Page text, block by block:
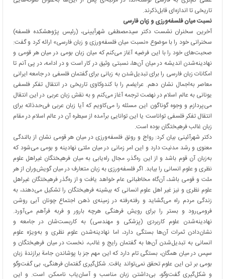
تاریخی تا اندازه‌ای قابل‌ذکرند.
نسبت میان فلسفه‌ورزی و زبان فارسی
آخرین سخنران نشست دکتر سیدمصطفی شهرآیینی، (رئیس پژوهشکده فلسفه)
سخنرانی خود را با موضوع «نسبت میان فلسفه‌ورزی و زبان فارسی» ارائه کرد و گفت:
صحبت‌های خود را با این فرضیه آغاز می‌کنم که میان زبان بومی در میان هر قومی و
نهادینه‌شدن اندیشه در میان آن‌ها، نسبتی وثیق در کار است و در ادامه، در پی آنم تا
امکانات زبان فارسی را برای تبدیل‌شدن به زبانی برای گفتمان فلسفی در جامعه ایرانی
معاصر به‌اجمال نشان دهم. عرایضم را با کندوکاوی تاریخی در انتقال تفکر فلسفی
یونانی به عالم اسلام در نهضت ترجمه آغاز می‌کنم و به نقش زبان عربی در این انتقال
می‌پردازم و وجوه گوناگون این مسئله را می‌کاویم که آیا زبان عربی فی‌حد‌ذاته برای
انتقال تفکر فلسفی تواناست یا این توانایی برآمده از سیطره آن در عالم اسلام در مقام
زبان غالب فرهیختگان بوده است.
دکتر شهرآئینی بیان کرد: رواج و رونق فلسفه‌ورزی در میان هر قومی نشان از بالندگی
معنوی و رشد مدنیت دارد و این امر زمانی در میان ملتی نهادینه و بومی می‌شود که
به‌زبان آن قوم باشد و از این ره‌گذر، مجال راه‌یابی به میان فرهیختگان غیراهل علوم
نظری و علوم انسانی را بیابد. اگر فلسفه‌ورزی به زبان متعارف در میان گویش‌وران از هر
ملت و قومی باشد، آن‌گاه مخاطبانی عام خواهد یافت و از ره‌گذر فرهیختگان غیراهل
علوم نظری و نیز غیر اهل علوم انسانی که بیشینه فرهیختگان را تشکیل می‌دهند، به
زندگی مردم راه می‌گشاید و رفته‌رفته در زمینه‌ی ذهن اجتماع چونان آبی روشن
فرومی‌رود و بستر را برای رویش فرهنگی هرچه بارور و فربه فرآهم می‌آورد.
نهادینه‌شدن علوم کاربردی (پزشکی و مهندسی) به کاربست‌شان در جامعه و
نشان‌دادن ثمرات آن‌ها بستگی دارد، اما نهادینه‌شدن علوم نظری و به‌وی‍ژه علوم
انسانی به تبدیل‌شدن آن‌ها به گفتمان رایج و غالب، نخست در میان فرهیختگان و
سپس در میان همگان، بستگی تام دارد که این مهم جز با پوشاندن جامة برازندة زبان
بومی بر تن این علوم تحقق نمی‌تواند یافت. شکل‌گیری گفتمان فرهنگی، بی گفت‌و‌گو
و شکل‌گیری گفت‌وگو، بی‌داشتن زبان مناسب و آسان‌یاب ناممکن است. و این